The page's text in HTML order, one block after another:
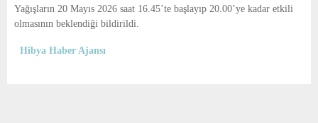
Yağışların 20 Mayıs 2026 saat 16.45’te başlayıp 20.00’ye kadar etkili
olmasının beklendiği bildirildi.
Hibya Haber Ajansı